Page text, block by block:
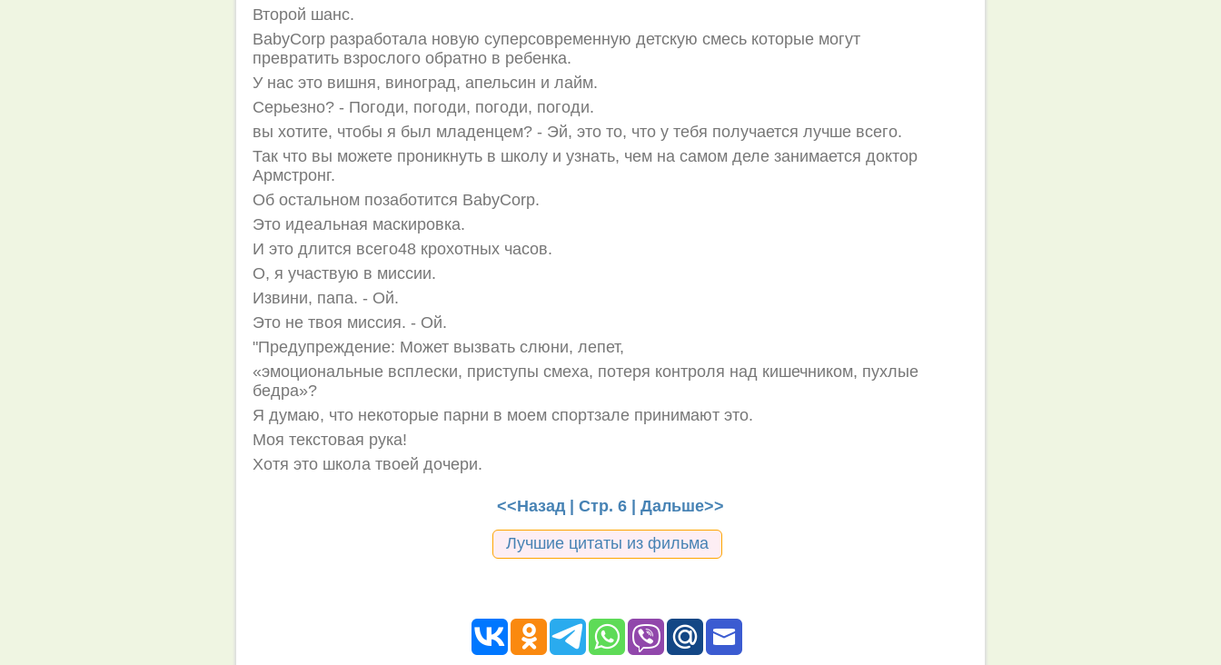
Второй шанс.
BabyCorp разработала новую суперсовременную детскую смесь которые могут
превратить взрослого обратно в ребенка.
У нас это вишня, виноград, апельсин и лайм.
Серьезно? - Погоди, погоди, погоди, погоди.
вы хотите, чтобы я был младенцем? - Эй, это то, что у тебя получается лучше всего.
Так что вы можете проникнуть в школу и узнать, чем на самом деле занимается доктор
Армстронг.
Об остальном позаботится BabyCorp.
Это идеальная маскировка.
И это длится всего48 крохотных часов.
О, я участвую в миссии.
Извини, папа. - Ой.
Это не твоя миссия. - Ой.
"Предупреждение: Может вызвать слюни, лепет,
«эмоциональные всплески, приступы смеха, потеря контроля над кишечником, пухлые
бедра»?
Я думаю, что некоторые парни в моем спортзале принимают это.
Моя текстовая рука!
Хотя это школа твоей дочери.
<<Назад | Стр. 6 | Дальше>>
Лучшие цитаты из фильма